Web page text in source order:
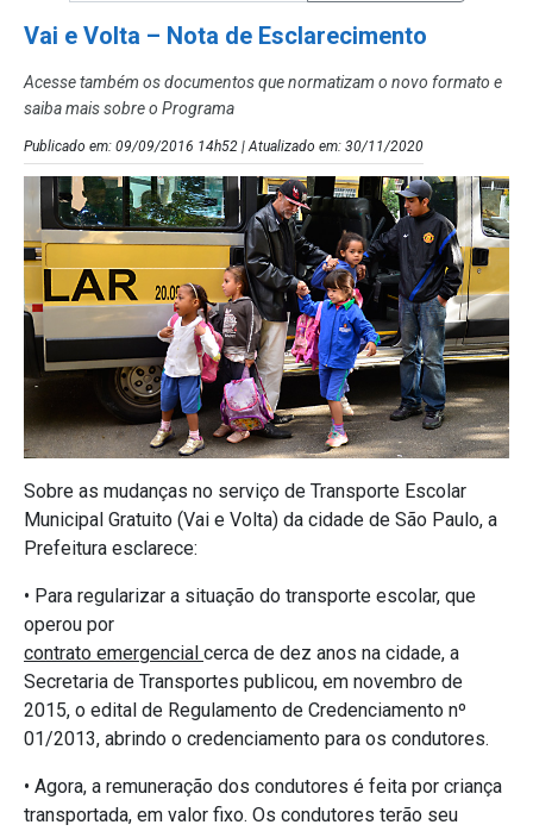
Vai e Volta – Nota de Esclarecimento
Acesse também os documentos que normatizam o novo formato e
saiba mais sobre o Programa
Publicado em: 09/09/2016 14h52 | Atualizado em: 30/11/2020
Sobre as mudanças no serviço de Transporte Escolar
Municipal Gratuito (Vai e Volta) da cidade de São Paulo, a
Prefeitura esclarece:
• Para regularizar a situação do transporte escolar, que
operou por
contrato emergencial cerca de dez anos na cidade, a
Secretaria de Transportes publicou, em novembro de
2015, o edital de Regulamento de Credenciamento nº
01/2013, abrindo o credenciamento para os condutores.
• Agora, a remuneração dos condutores é feita por criança
transportada, em valor fixo. Os condutores terão seu